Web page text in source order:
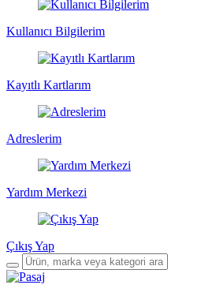
Kullanıcı Bilgilerim
Kayıtlı Kartlarım
Adreslerim
Yardım Merkezi
Çıkış Yap